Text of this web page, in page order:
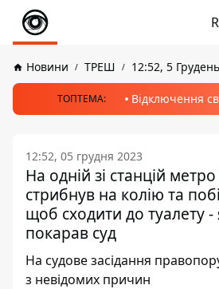
Новини ТРЕШ 12:52, 5
ТОПТЕМА: Відключення
12:52, 05 грудня 2023
На одній зі станцій
стрибнув на колію та
щоб сходити до туалету -
покарав суд
На судове засідання
з невідомих причин